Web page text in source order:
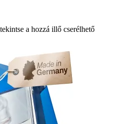
a hozzá illő cserélhető